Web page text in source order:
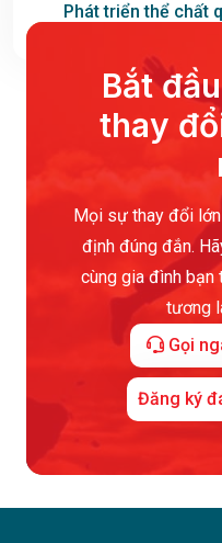
Phát triển thể chất
Bắt
thay
Mọi sự thay đổi
định đúng đắn.
cùng gia đình bạn
tương
Gọi
Đăng ký